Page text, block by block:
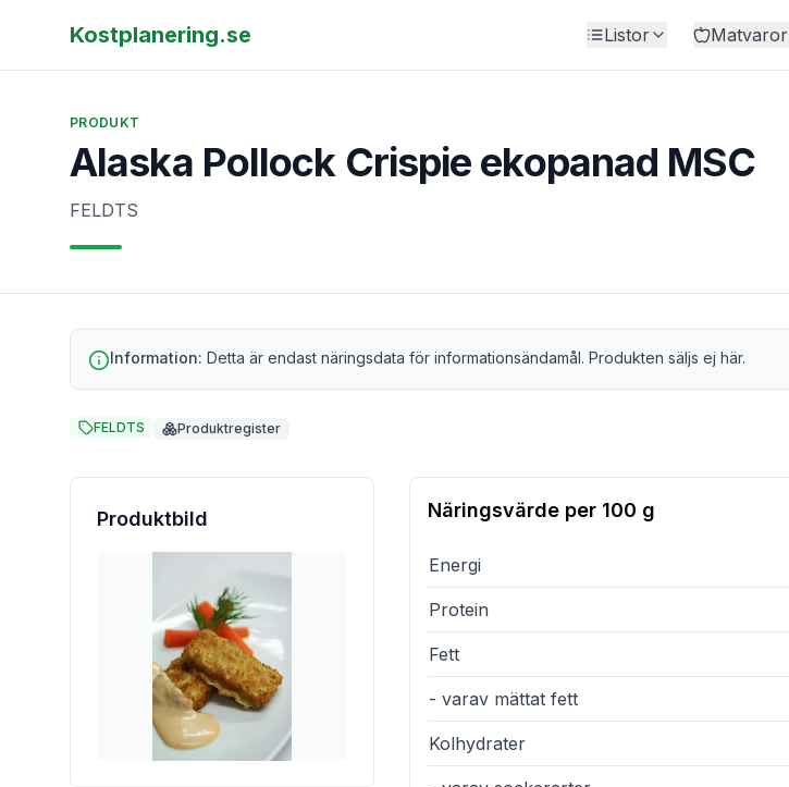
Kostplanering.se Listor Matvaror
PRODUKT
Alaska Pollock Crispie ekopanad MSC
FELDTS
Information: Detta är endast näringsdata för informationsändamål. Produkten säljs ej här.
FELDTS Produktregister
Produktbild Näringsvärde per 100 g
Energi
Protein
Fett
- varav mättat fett
Kolhydrater